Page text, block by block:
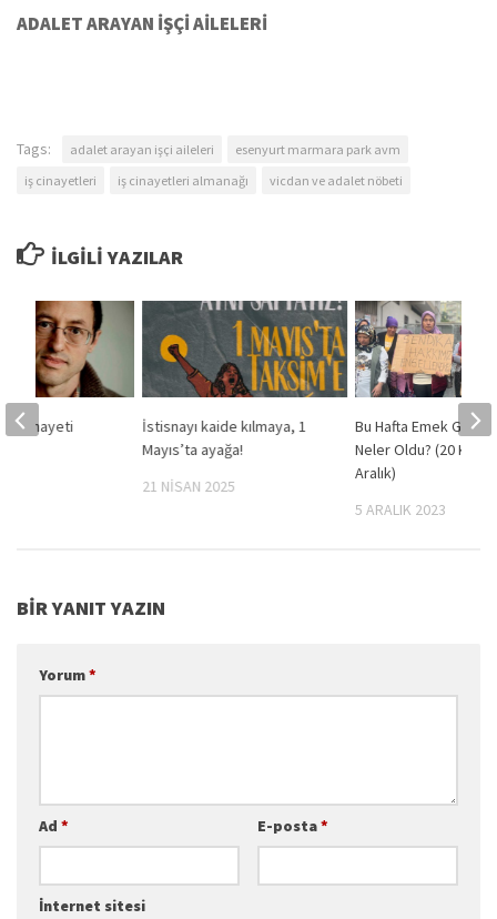
ADALET ARAYAN İŞÇİ AİLELERİ
Tags: adalet arayan işçi aileleri
esenyurt marmara park avm
iş cinayetleri
iş cinayetleri almanağı vicdan ve adalet nöbeti
İLGILI YAZILAR
İstisnayı kaide kılmaya, 1
Mayıs’ta ayağa!
21 NISAN 2025
Bu Hafta Emek
Neler Oldu? (20
Aralık)
5 ARALIK 2023
İş Cinayeti
BIR YANIT YAZIN
Yorum*
Ad * E-posta*
İnternet sitesi